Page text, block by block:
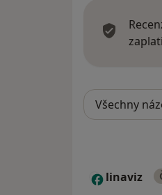
L linaviz